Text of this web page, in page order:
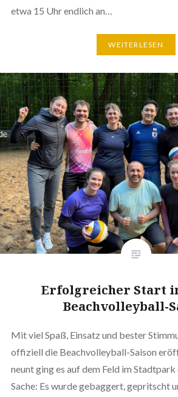
etwa 15 Uhr endlich an…
WEITERLESEN
Erfolgreicher Start
Beachvolleyball-
Mit viel Spaß, Einsatz und bester
offiziell die Beachvolleyball-Saison
neunt ging es auf dem Feld im
Sache: Es wurde gebaggert, gepritscht